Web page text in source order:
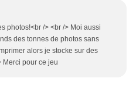
photos!<br /> <br /> Moi aussi
des tonnes de photos sans
alors je stocke sur des
Merci pour ce jeu